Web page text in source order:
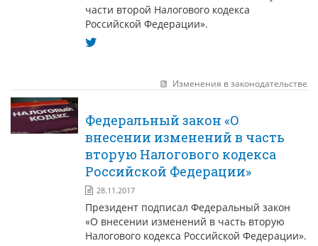
части второй Налогового кодекса
Российской Федерации».
Изменения в законодательстве
Федеральный закон «О
внесении изменений в часть
вторую Налогового кодекса
Российской Федерации»
28.11.2017
Президент подписал Федеральный закон
«О внесении изменений в часть вторую
Налогового кодекса Российской Федерации».